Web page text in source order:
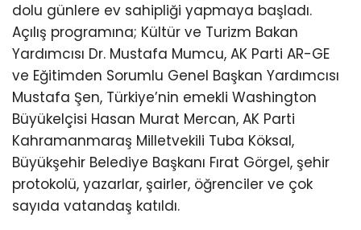
dolu günlere ev sahipliği yapmaya başladı.
Açılış programına; Kültür ve Turizm Bakan
Yardımcısı Dr. Mustafa Mumcu, AK Parti AR-GE
ve Eğitimden Sorumlu Genel Başkan Yardımcısı
Mustafa Şen, Türkiye’nin emekli Washington
Büyükelçisi Hasan Murat Mercan, AK Parti
Kahramanmaraş Milletvekili Tuba Köksal,
Büyükşehir Belediye Başkanı Fırat Görgel, şehir
protokolü, yazarlar, şairler, öğrenciler ve çok
sayıda vatandaş katıldı.